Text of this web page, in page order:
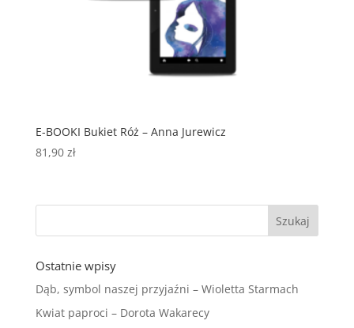
E-BOOKI Bukiet Róż – Anna Jurewicz
81,90 zł
Ostatnie wpisy
Dąb, symbol naszej przyjaźni – Wioletta Starmach
Kwiat paproci – Dorota Wakarecy